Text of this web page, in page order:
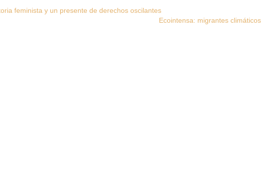
feminista y un presente de derechos oscilantes
Ecointensa: migrantes climáticos